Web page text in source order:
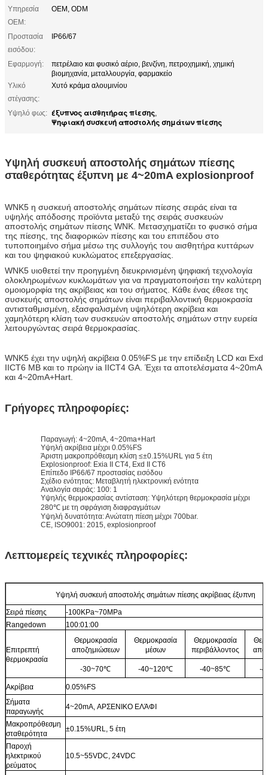
Υπηρεσία
OEM:
OEM, ODM
Προστασία
εισόδου:
IP66/67
Εφαρμογή:
πετρέλαιο και φυσικό αέριο, βενζίνη, πετροχημική, χημική
βιομηχανία, μεταλλουργία, φαρμακείο
Υλικό
στέγασης:
Χυτό κράμα αλουμινίου
Υψηλό φως: έξυπνος αισθητήρας πίεσης,
Ψηφιακή συσκευή αποστολής σημάτων πίεσης
Υψηλή συσκευή αποστολής σημάτων πίεσης
σταθερότητας έξυπνη με 4~20mA explosionproof
WNK5 η συσκευή αποστολής σημάτων πίεσης σειράς είναι τα
υψηλής απόδοσης προϊόντα μεταξύ της σειράς συσκευών
αποστολής σημάτων πίεσης WNK. Μετασχηματίζει το φυσικό σήμα
της πίεσης, της διαφορικών πίεσης και του επιπέδου στο
τυποποιημένο σήμα μέσω της συλλογής του αισθητήρα κυττάρων
και του ψηφιακού κυκλώματος επεξεργασίας.
WNK5 υιοθετεί την προηγμένη διευκρινισμένη ψηφιακή τεχνολογία
ολοκληρωμένων κυκλωμάτων για να πραγματοποιήσει την καλύτερη
ομοιομορφία της ακρίβειας και του σήματος. Κάθε ένας έθεσε της
συσκευής αποστολής σημάτων είναι περιβαλλοντική θερμοκρασία
αντισταθμισμένη, εξασφαλισμένη υψηλότερη ακρίβεια και
χαμηλότερη κλίση των συσκευών αποστολής σημάτων στην ευρεία
λειτουργώντας σειρά θερμοκρασίας.
WNK5 έχει την υψηλή ακρίβεια 0.05%FS με την επίδειξη LCD και Exd
IICT6 ΜΒ και το πρώην ia IICT4 GA. Έχει τα αποτελέσματα 4~20mA
και 4~20mA+Hart.
Γρήγορες πληροφορίες:
Παραγωγή: 4~20mA, 4~20ma+Hart
Υψηλή ακρίβεια μέχρι 0.05%FS
Άριστη μακροπρόθεσμη κλίση ≤±0.15%URL για 5 έτη
Explosionproof: Exia ΙΙ CT4, Exd ΙΙ CT6
Επίπεδο IP66/67 προστασίας εισόδου
Σχέδιο ενότητας: Μεταβλητή ηλεκτρονική ενότητα
Αναλογία σειράς: 100: 1
Υψηλής θερμοκρασίας αντίσταση: Υψηλότερη θερμοκρασία μέχρι
280℃ με τη σφράγιση διαφραγμάτων
Υψηλή δυνατότητα: Ανώτατη πίεση μέχρι 700bar.
CE, ISO9001: 2015, explosionproof
Λεπτομερείς τεχνικές πληροφορίες:
Υψηλή συσκευή αποστολής σημάτων πίεσης ακρίβειας έξυπνη
Σειρά πίεσης
-100KPa~70MPa
Rangedown
100:01:00
Επιτρεπτή
θερμοκρασία
Θερμοκρασία
αποζημιώσεων
Θερμοκρασία
μέσων
Θερμοκρασία
περιβάλλοντος
-30~70℃ -40~120℃ -40~85℃ -
Ακρίβεια
0.05%FS
Σήματα
παραγωγής
4~20mA, ΑΡΣΕΝΙΚΟ ΕΛΆΦΙ
Μακροπρόθεσμη
σταθερότητα
±0.15%URL, 5 έτη
Παροχή
ηλεκτρικού
ρεύματος
10.5~55VDC, 24VDC